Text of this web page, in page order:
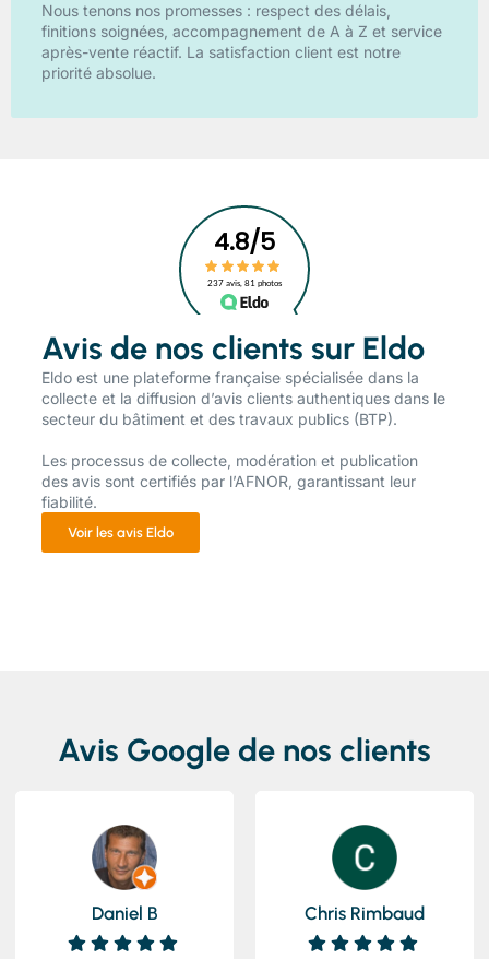
Nous tenons nos promesses : respect des délais,
finitions soignées, accompagnement de A à Z et service
après-vente réactif. La satisfaction client est notre
priorité absolue.
Avis de nos clients sur Eldo
​Eldo est une plateforme française spécialisée dans la
collecte et la diffusion d’avis clients authentiques dans le
secteur du bâtiment et des travaux publics (BTP).
Les processus de collecte, modération et publication
des avis sont certifiés par l’AFNOR, garantissant leur
fiabilité.
Voir les avis Eldo
Avis Google de nos clients
Daniel B Chris Rimbaud